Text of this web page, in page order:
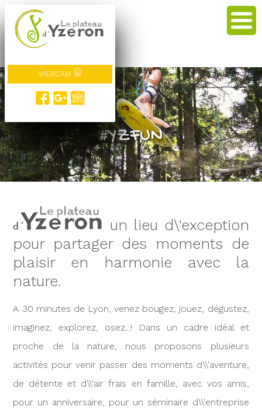
WEBCAM
#YZFUN
#veneZ !
un lieu d\'exception
pour partager des moments de
plaisir en harmonie avec la
nature.
A 30 minutes de Lyon, venez bougez, jouez, dégustez,
imaginez, explorez, osez...! Dans un cadre idéal et
proche de la nature, nous proposons plusieurs
activités pour venir passer des moments d\\'aventure,
de détente et d\\'air frais en famille, avec vos amis,
pour un anniversaire, pour un séminaire d\\'entreprise